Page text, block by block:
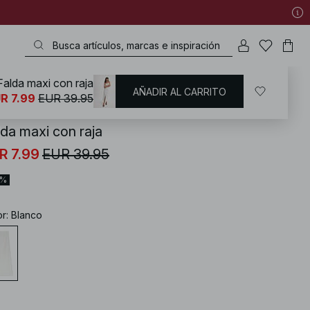
/ Ropa de verano
maxi con raja
7.99 EUR 39.95
: Blanco
maxi con raja
7.99 EUR 39.95 AÑADIR AL CARRITO